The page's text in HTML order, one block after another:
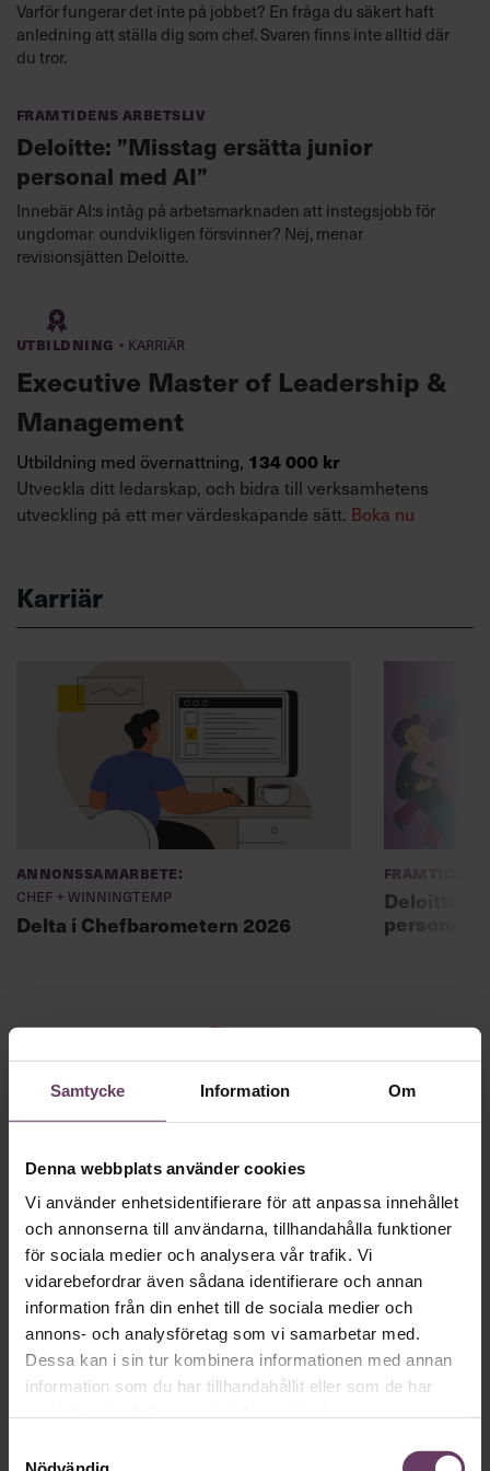
Samtycke Information Om
Denna webbplats använder cookies
Vi använder enhetsidentifierare för att anpassa innehållet
och annonserna till användarna, tillhandahålla funktioner
för sociala medier och analysera vår trafik. Vi
vidarebefordrar även sådana identifierare och annan
information från din enhet till de sociala medier och
annons- och analysföretag som vi samarbetar med.
Dessa kan i sin tur kombinera informationen med annan
information som du har tillhandahållit eller som de har
Varför fungerar det inte på jobbet? En fråga du säkert haft
anledning att ställa dig som chef. Svaren finns inte alltid där
du tror.
Framtidens arbetsliv
Deloitte: ”Misstag ersätta junior
personal med AI”
Innebär AI:s intåg på arbetsmarknaden att instegsjobb för
ungdomar oundvikligen försvinner? Nej, menar
revisionsjätten Deloitte.
Utbildning · Karriär
Executive Master of Leadership &
Management
Utbildning med övernattning, 134 000 kr
Utveckla ditt ledarskap, och bidra till verksamhetens
utveckling på ett mer värdeskapande sätt. Boka nu
Karriär
Annonssamarbete:
Chef + Winningtemp
Delta i Chefbarometern 2026
Deloitte:
personal
Så ska en partiledare
vara
VAL 2026
Provokation, glamour och
galna utspel? Nej, det är inget för svenska
väljare. Här är det fortfarande den måttfulla
partiledarstilen som går hem, säger
statsvetaren Jenny Madestam: ”Hellre en
tråkig partiledare i foträta skor, än en
känslomässig spelevink i högklackat.”